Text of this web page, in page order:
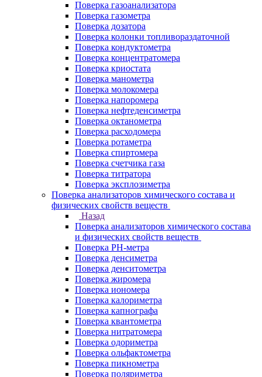
Поверка газоанализатора
Поверка газометра
Поверка дозатора
Поверка колонки топливораздаточной
Поверка кондуктометра
Поверка концентратомера
Поверка криостата
Поверка манометра
Поверка молокомера
Поверка напоромера
Поверка нефтеденсиметра
Поверка октанометра
Поверка расходомера
Поверка ротаметра
Поверка спиртомера
Поверка счетчика газа
Поверка титратора
Поверка эксплозиметра
Поверка анализаторов химического состава и
физических свойств веществ
Назад
Поверка анализаторов химического состава
и физических свойств веществ
Поверка PH-метра
Поверка денсиметра
Поверка денситометра
Поверка жиромера
Поверка иономера
Поверка калориметра
Поверка капнографа
Поверка квантометра
Поверка нитратомера
Поверка одориметра
Поверка ольфактометра
Поверка пикнометра
Поверка поляриметра